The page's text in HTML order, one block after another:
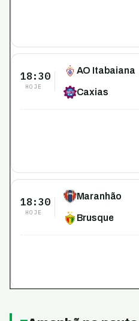
18:30
HOJE
AO Itabaiana
Caxias
18:30
HOJE
Maranhão
Brusque